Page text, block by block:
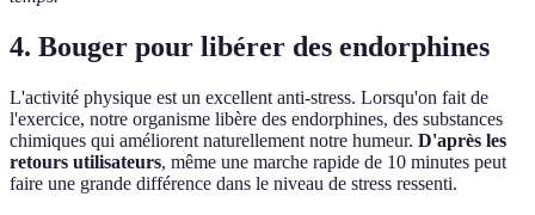
4. Bouger pour libérer des endorphines
L'activité physique est un excellent anti-stress. Lorsqu'on fait de
l'exercice, notre organisme libère des endorphines, des substances
chimiques qui améliorent naturellement notre humeur. D'après les
retours utilisateurs, même une marche rapide de 10 minutes peut
faire une grande différence dans le niveau de stress ressenti.